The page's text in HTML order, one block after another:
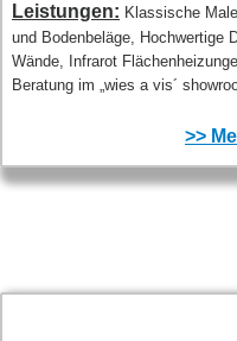
Leistungen: Klassische
und Bodenbeläge, Hochwertige
Wände, Infrarot
Beratung im „wies a vis´
>>